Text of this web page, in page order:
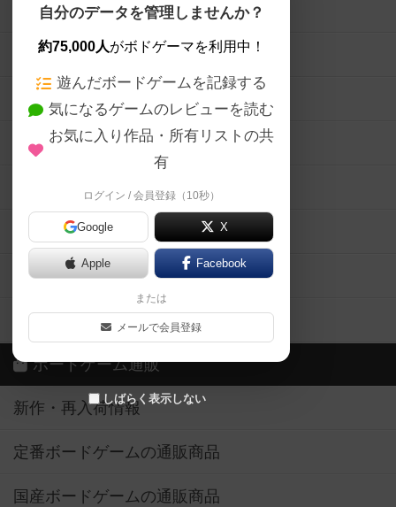
自分のデータを管理しませんか？
約75,000人がボドゲーマを利用中！
遊んだボードゲームを記録する
気になるゲームのレビューを読む
お気に入り作品・所有リストの共
有
ログイン / 会員登録（10秒）
Google X
Apple Facebook
または
メールで会員登録
しばらく表示しない
ボードゲームを検索する
ボードゲームの新着レビュー
ボードゲーム会情報
メカニクス特集
掲示板・トピックス
ボドとも・会員一覧
ボードゲーム業界コラム
ボドゲーマご利用案内
ボードゲーム通販
新作・再入荷情報
定番ボードゲームの通販商品
国産ボードゲームの通販商品